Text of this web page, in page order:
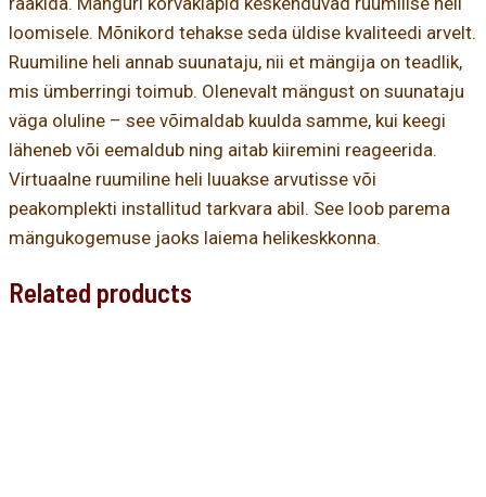
loomisele. Mõnikord tehakse seda üldise kvaliteedi arvelt.
Ruumiline heli annab suunataju, nii et mängija on teadlik,
mis ümberringi toimub. Olenevalt mängust on suunataju
väga oluline – see võimaldab kuulda samme, kui keegi
läheneb või eemaldub ning aitab kiiremini reageerida.
Virtuaalne ruumiline heli luuakse arvutisse või
peakomplekti installitud tarkvara abil. See loob parema
mängukogemuse jaoks laiema helikeskkonna.
Related products